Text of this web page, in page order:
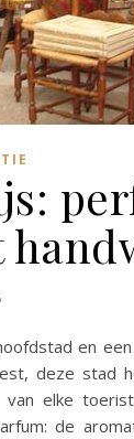
en
deze stad
elke
de